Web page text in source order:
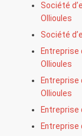
Société
Ollioules
Société
Entreprise
Ollioules
Entreprise
Ollioules
Entreprise
Entreprise